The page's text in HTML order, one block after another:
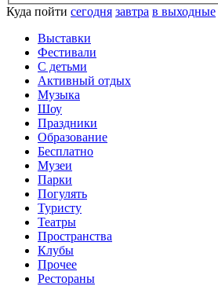
Куда пойти сегодня завтра в выходные
Выставки
Фестивали
С детьми
Активный отдых
Музыка
Шоу
Праздники
Образование
Бесплатно
Музеи
Парки
Погулять
Туристу
Театры
Пространства
Клубы
Прочее
Рестораны